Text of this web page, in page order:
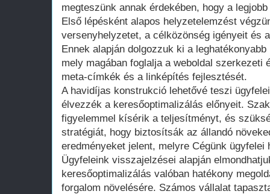
megteszünk annak érdekében, hogy a
Első lépésként alapos helyzetelemzést
versenyhelyzetet, a célközönség igényeit és
Ennek alapján dolgozzuk ki a
mely magában foglalja a weboldal szerkezeti
meta-címkék és a linképítés fejlesztését.
A havidíjas konstrukció lehetővé teszi
élvezzék a keresőoptimalizálás előnyeit.
figyelemmel kísérik a teljesítményt, és
stratégiát, hogy biztosítsák az állandó
eredményeket jelent, melyre Cégünk ügyfelei
Ügyfeleink visszajelzései alapján
keresőoptimalizálás valóban hatékony
forgalom növelésére. Számos vállalat